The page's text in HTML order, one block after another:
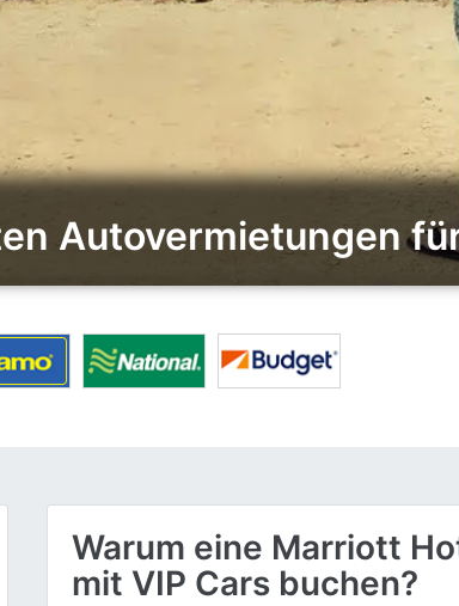
Autovermietungen
Warum eine Marriott
mit VIP Cars buchen?